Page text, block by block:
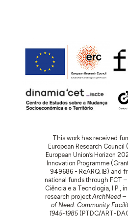
Arantes e Oliveira.
This work has received
European Research Council
European Union’s Horizon
Innovation Programme
949686 - ReARQ.IB) and
national funds through FCT
Ciência e a Tecnologia, I.P.,
research projectArchNeed –
of Need: Community
1945-1985(PTDC/ART-